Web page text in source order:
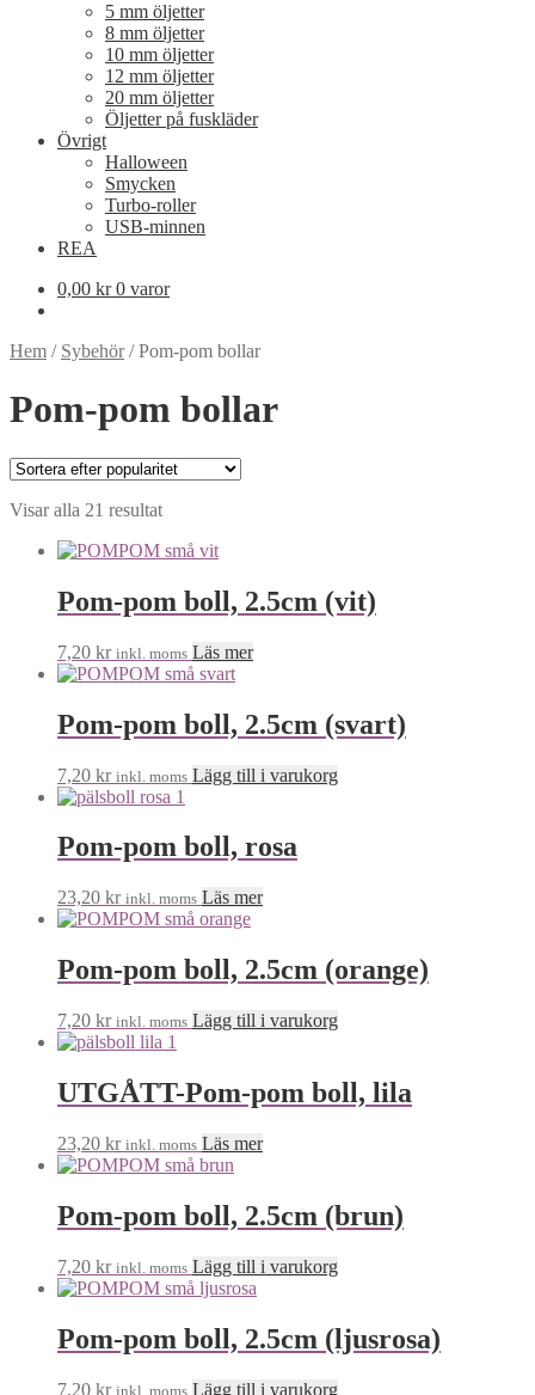
5 mm öljetter
8 mm öljetter
10 mm öljetter
12 mm öljetter
20 mm öljetter
Öljetter på fuskläder
Övrigt
Halloween
Smycken
Turbo-roller
USB-minnen
REA
0,00 kr 0 varor
Hem / Sybehör/Pom-pom bollar
Pom-pom bollar
Visar alla 21 resultat
Pom-pom boll, 2.5cm (vit)
7,20 kr inkl. moms Läs mer
Pom-pom boll, 2.5cm (svart)
7,20 kr inkl. moms Lägg till i varukorg
Pom-pom boll, rosa
23,20 kr inkl. moms Läs mer
Pom-pom boll, 2.5cm (orange)
7,20 kr inkl. moms Lägg till i varukorg
UTGÅTT-Pom-pom boll, lila
23,20 kr inkl. moms Läs mer
Pom-pom boll, 2.5cm (brun)
7,20 kr inkl. moms Lägg till i varukorg
Pom-pom boll, 2.5cm (ljusrosa)
7,20 kr inkl. moms Lägg till i varukorg